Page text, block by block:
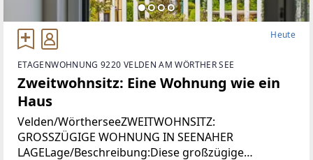
Heute
ETAGENWOHNUNG 9220 VELDEN AM WÖRTHER SEE
Zweitwohnsitz: Eine Wohnung wie ein
Haus
Velden/WörtherseeZWEITWOHNSITZ:
GROSSZÜGIGE WOHNUNG IN SEENAHER
LAGELage/Beschreibung:Diese großzügige